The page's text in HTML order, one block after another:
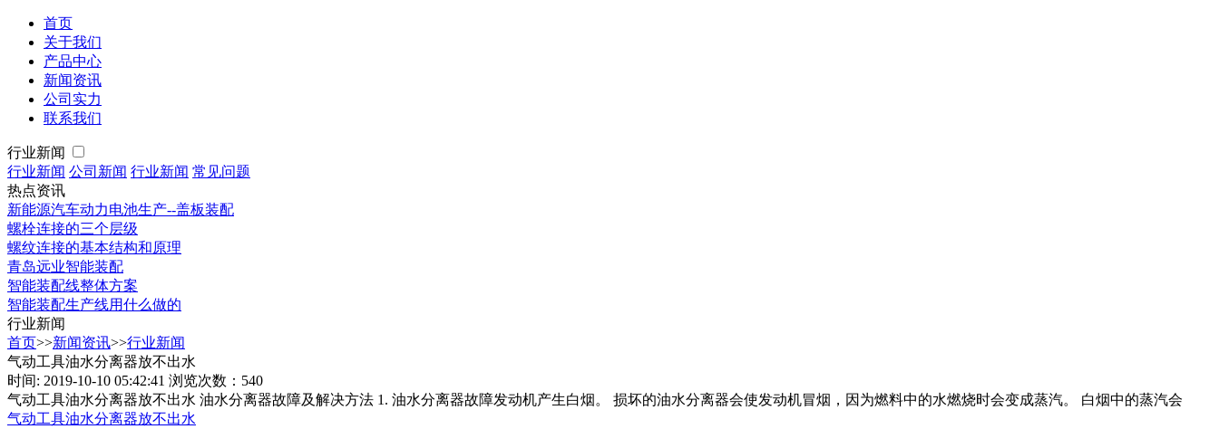
首页
关于我们
产品中心
新闻资讯
公司实力
联系我们
行业新闻
行业新闻 公司新闻 行业新闻 常见问题
热点资讯
新能源汽车动力电池生产--盖板装配
螺栓连接的三个层级
螺纹连接的基本结构和原理
青岛远业智能装配
智能装配线整体方案
智能装配生产线用什么做的
行业新闻
首页>>新闻资讯>>行业新闻
气动工具油水分离器放不出水
时间: 2019-10-10 05:42:41 浏览次数：540
气动工具油水分离器放不出水 油水分离器故障及解决方法 1. 油水分离器故障发动机产生白烟。 损坏的油水分离器会使发动机冒烟，因为燃料中的水燃烧时会变成蒸汽。 白烟中的蒸汽会
气动工具油水分离器放不出水